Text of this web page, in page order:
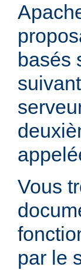
basés
Vous
par le